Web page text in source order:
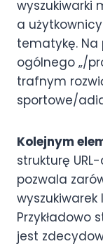
wyszukiwarki
a
tematykę. Na
ogólnego „/
trafnym
sportowe/
Kolejnym
strukturę
pozwala
Przykładowo
jest